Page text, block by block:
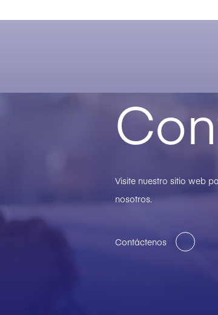
Visite nuestro sitio web
nosotros.
Contáctenos